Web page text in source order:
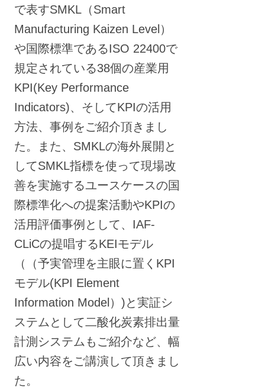
で表すSMKL（Smart
Manufacturing Kaizen Level）
や国際標準であるISO 22400で
規定されている38個の産業用
KPI(Key Performance
Indicators)、そしてKPIの活用
方法、事例をご紹介頂きまし
た。また、SMKLの海外展開と
してSMKL指標を使って現場改
善を実施するユースケースの国
際標準化への提案活動やKPIの
活用評価事例として、IAF-
CLiCの提唱するKEIモデル
（（予実管理を主眼に置くKPI
モデル(KPI Element
Information Model）)と実証シ
ステムとして二酸化炭素排出量
計測システムもご紹介など、幅
広い内容をご講演して頂きまし
た。